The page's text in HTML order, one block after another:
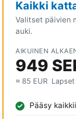
Kaikki
Valitset päivien
auki.
AIKUINEN
949
≈ 85 EUR Lapset
Pääsy